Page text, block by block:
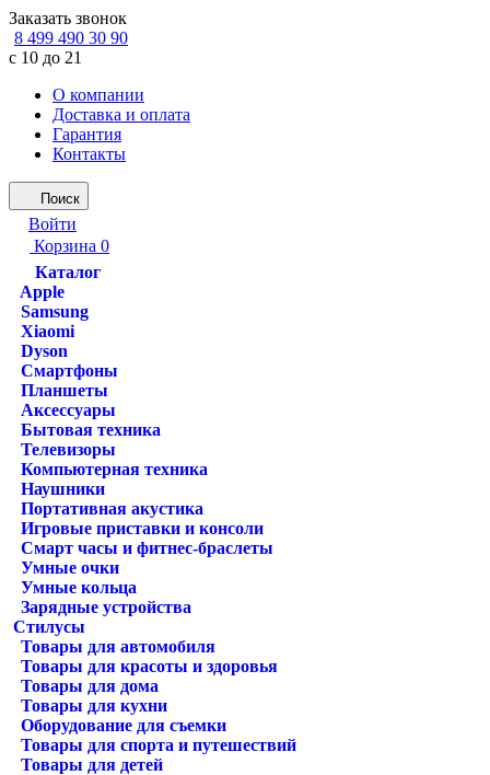
Заказать звонок
8 499 490 30 90
с 10 до 21
О компании
Доставка и оплата
Гарантия
Контакты
Поиск
Войти
Корзина 0
Каталог
Apple
Samsung
Xiaomi
Dyson
Смартфоны
Планшеты
Аксессуары
Бытовая техника
Телевизоры
Компьютерная техника
Наушники
Портативная акустика
Игровые приставки и консоли
Смарт часы и фитнес-браслеты
Умные очки
Умные кольца
Зарядные устройства
Стилусы
Товары для автомобиля
Товары для красоты и здоровья
Товары для дома
Товары для кухни
Оборудование для съемки
Товары для спорта и путешествий
Товары для детей